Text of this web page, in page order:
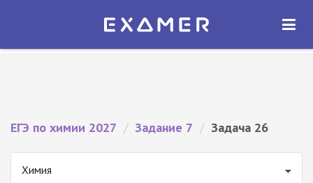
Экзамер — ЕГЭ 2027
ОТКРЫТЬ
ЕГЭ по химии 2027 / Задание 7 / Задача 26
Химия